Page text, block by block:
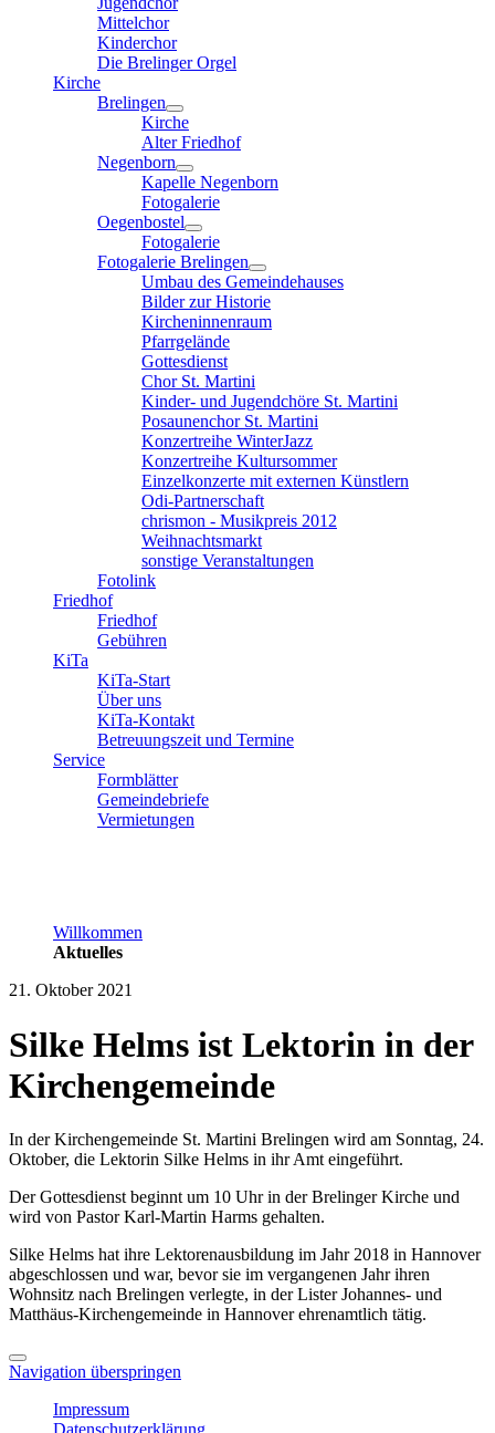
Mittelchor
Kinderchor
Die Brelinger Orgel
Kirche
Brelingen
Kirche
Alter Friedhof
Negenborn
Kapelle Negenborn
Fotogalerie
Oegenbostel
Fotogalerie
Fotogalerie Brelingen
Umbau des Gemeindehauses
Bilder zur Historie
Kircheninnenraum
Pfarrgelände
Gottesdienst
Chor St. Martini
Kinder- und Jugendchöre St. Martini
Posaunenchor St. Martini
Konzertreihe WinterJazz
Konzertreihe Kultursommer
Einzelkonzerte mit externen Künstlern
Odi-Partnerschaft
chrismon - Musikpreis 2012
Weihnachtsmarkt
sonstige Veranstaltungen
Fotolink
Friedhof
Friedhof
Gebühren
KiTa
KiTa-Start
Über uns
KiTa-Kontakt
Betreuungszeit und Termine
Service
Formblätter
Gemeindebriefe
Vermietungen
Willkommen
Aktuelles
21. Oktober 2021
Silke Helms ist Lektorin in der
Kirchengemeinde
In der Kirchengemeinde St. Martini Brelingen wird am Sonntag, 24.
Oktober, die Lektorin Silke Helms in ihr Amt eingeführt.
Der Gottesdienst beginnt um 10 Uhr in der Brelinger Kirche und
wird von Pastor Karl-Martin Harms gehalten.
Silke Helms hat ihre Lektorenausbildung im Jahr 2018 in Hannover
abgeschlossen und war, bevor sie im vergangenen Jahr ihren
Wohnsitz nach Brelingen verlegte, in der Lister Johannes- und
Matthäus-Kirchengemeinde in Hannover ehrenamtlich tätig.
Navigation überspringen
Impressum